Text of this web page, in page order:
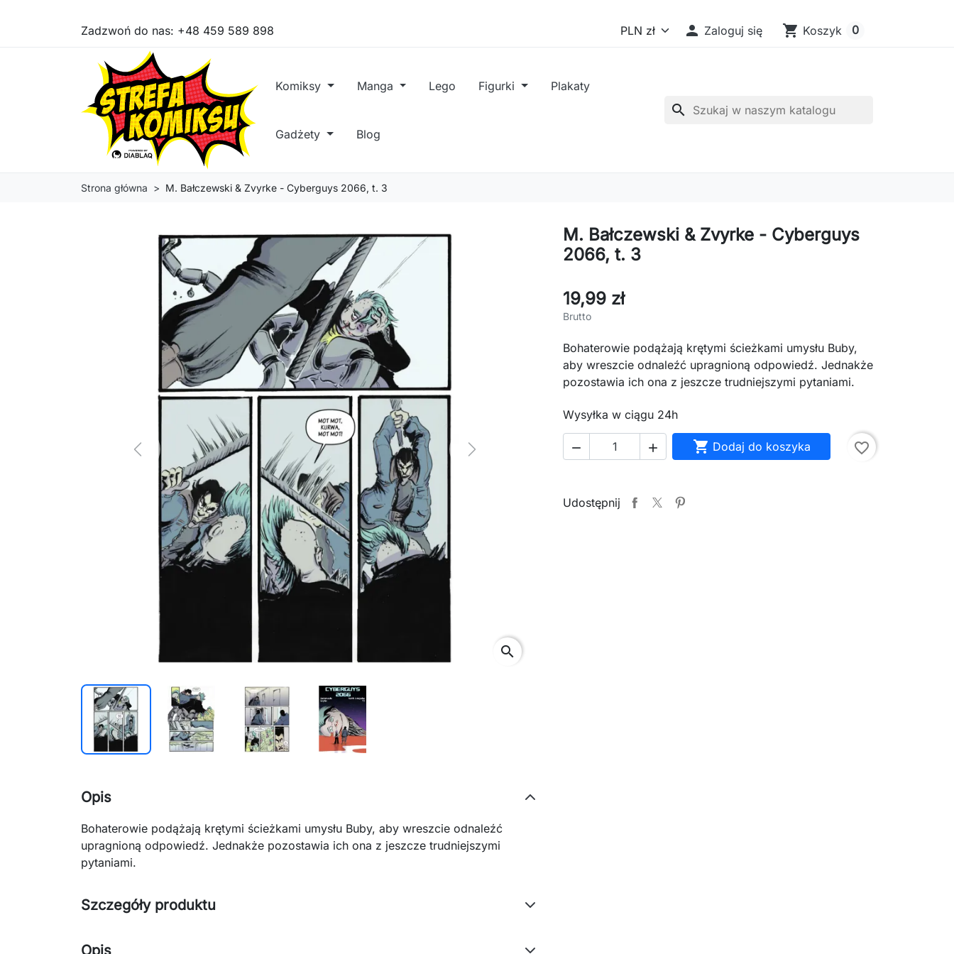
Zadzwoń do nas: +48 459 589 898  Zaloguj się shopping_cart Koszyk 0
Komiksy Manga Lego Figurki Plakaty
Gadżety Blog
search
Strona główna M. Bałczewski & Zvyrke - Cyberguys 2066, t. 3
Previous Next
search
M. Bałczewski & Zvyrke - Cyberguys
2066, t. 3
19,99 zł
Brutto
Bohaterowie podążają krętymi ścieżkami umysłu Buby,
aby wreszcie odnaleźć upragnioną odpowiedź. Jednakże
pozostawia ich ona z jeszcze trudniejszymi pytaniami.
Wysyłka w ciągu 24h
   Dodaj do koszyka favorite_border
Udostępnij
Opis
Bohaterowie podążają krętymi ścieżkami umysłu Buby, aby wreszcie odnaleźć
upragnioną odpowiedź. Jednakże pozostawia ich ona z jeszcze trudniejszymi
pytaniami.
Szczegóły produktu
Opis